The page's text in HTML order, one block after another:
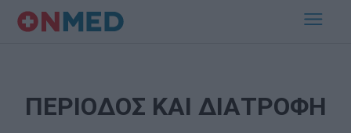
ΠΕΡΙΟΔΟΣ ΚΑΙ ΔΙΑΤΡΟΦΗ